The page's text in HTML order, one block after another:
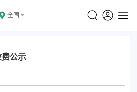
全国
公示